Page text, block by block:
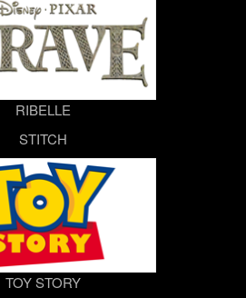
RIBELLE
STITCH
TOY STORY